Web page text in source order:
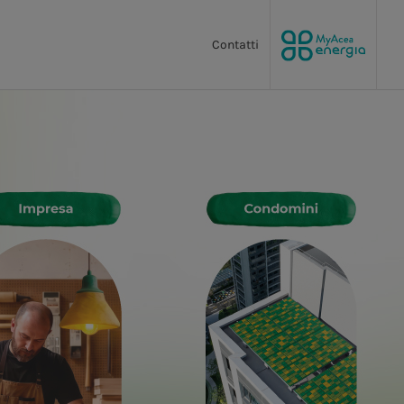
Contatti